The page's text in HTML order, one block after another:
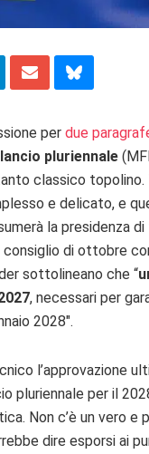
per due
pluriennale
classico topolino.
e delicato, e
la presidenza
di ottobre
sottolineano che “
, necessari per
2028″.
l’approvazione
pluriennale per il
Non c’è un vero e
dire esporsi ai